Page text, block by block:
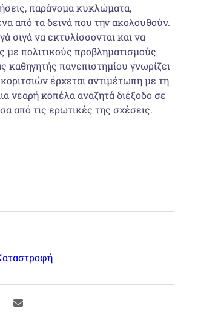
παράνομα κυκλώματα,
από τα δεινά που την ακολουθούν.
σιγά να εκτυλίσσονται και να
με πολιτικούς προβληματισμούς
καθηγητής πανεπιστημίου γνωρίζει
έρχεται αντιμέτωπη με τη
νεαρή κοπέλα αναζητά διέξοδο σε
από τις ερωτικές της σχέσεις.